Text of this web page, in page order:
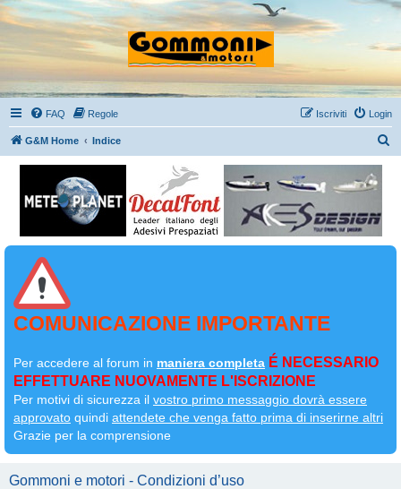
FAQ Regole Login
Iscriviti
G&M Home Indice
COMUNICAZIONE IMPORTANTE
Per accedere al forum in maniera completa É NECESSARIO
EFFETTUARE NUOVAMENTE L'ISCRIZIONE
Per motivi di sicurezza il vostro primo messaggio dovrà essere
approvato quindi attendete che venga fatto prima di inserirne altri
Grazie per la comprensione
Gommoni e motori - Condizioni d’uso